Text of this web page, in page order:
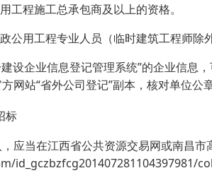
工程施工总承包商及以上的资格。
公用工程专业人员（临时建筑工程师除
设企业信息登记管理系统”的企业信息
网站“省外公司登记”副本，核对单位公章
标
应当在江西省公共资源交易网或南昌
id_gczbzfcg201407281104397981/